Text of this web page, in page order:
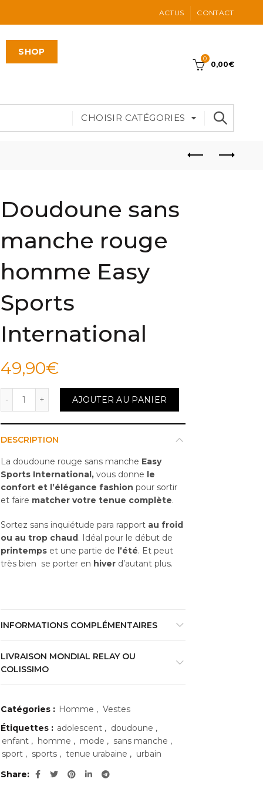
ACTUS CONTACT
SHOP
0
0,00€
CHOISIR CATÉGORIES
Doudoune sans
manche rouge
homme Easy
Sports
International
49,90€
quantité de Doudoune sans manche rouge homme Easy
AJOUTER AU PANIER
DESCRIPTION
La doudoune rouge sans manche Easy
Sports International, vous donne le
confort et l’élégance fashion pour sortir
et faire matcher votre tenue complète.
Sortez sans inquiétude para rapport au froid
ou au trop chaud. Idéal pour le début de
printemps et une partie de l’été. Et peut
très bien se porter en hiver d’autant plus.
INFORMATIONS COMPLÉMENTAIRES
LIVRAISON MONDIAL RELAY OU
COLISSIMO
Catégories : Homme , Vestes
Étiquettes : adolescent , doudoune ,
enfant , homme , mode , sans manche ,
sport , sports , tenue urabaine , urbain
Share